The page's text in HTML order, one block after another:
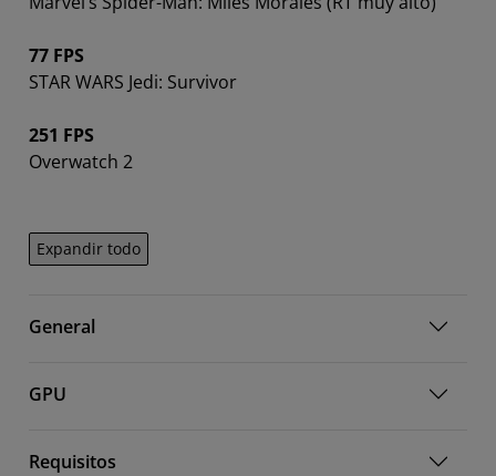
77 FPS
STAR WARS Jedi: Survivor
251 FPS
Overwatch 2
Expandir todo
General
GPU
Requisitos